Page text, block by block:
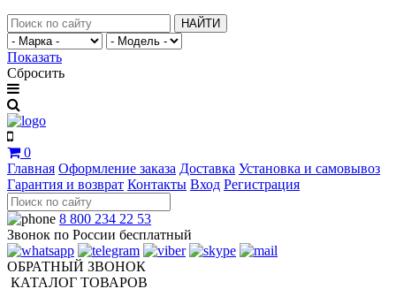
НАЙТИ
Показать
Сбросить
0
Главная Оформление заказа Доставка Установка и самовывоз
Гарантия и возврат Контакты Вход Регистрация
8 800 234 22 53
Звонок по России бесплатный
ОБРАТНЫЙ ЗВОНОК
КАТАЛОГ ТОВАРОВ